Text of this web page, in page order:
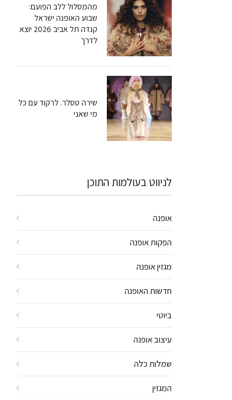
מהמסלול ללב הפועם:
שבוע האופנה ישראל
קנדה תל אביב 2026 יוצא
לדרך
שירה טסלר. לרקוד עם כל
מי שאני
לניווט בעולמות התוכן
אופנה
הפקות אופנה
מגזין אופנה
חדשות האופנה
ביוטי
עיצוב אופנה
שמלות כלה
המגזין